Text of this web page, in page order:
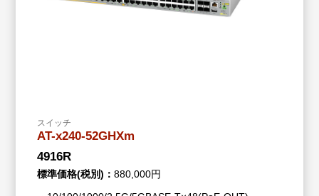
スイッチ
AT-x240-52GHXm
4916R
標準価格(税別)：880,000円